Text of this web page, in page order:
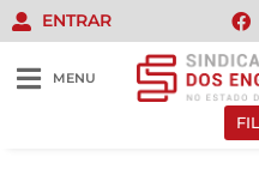
ENTRAR
MENU